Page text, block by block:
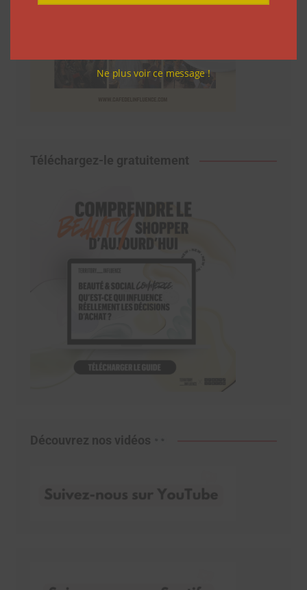
Téléchargez-le gratuitement
Découvrez nos vidéos
Ne plus voir ce message !